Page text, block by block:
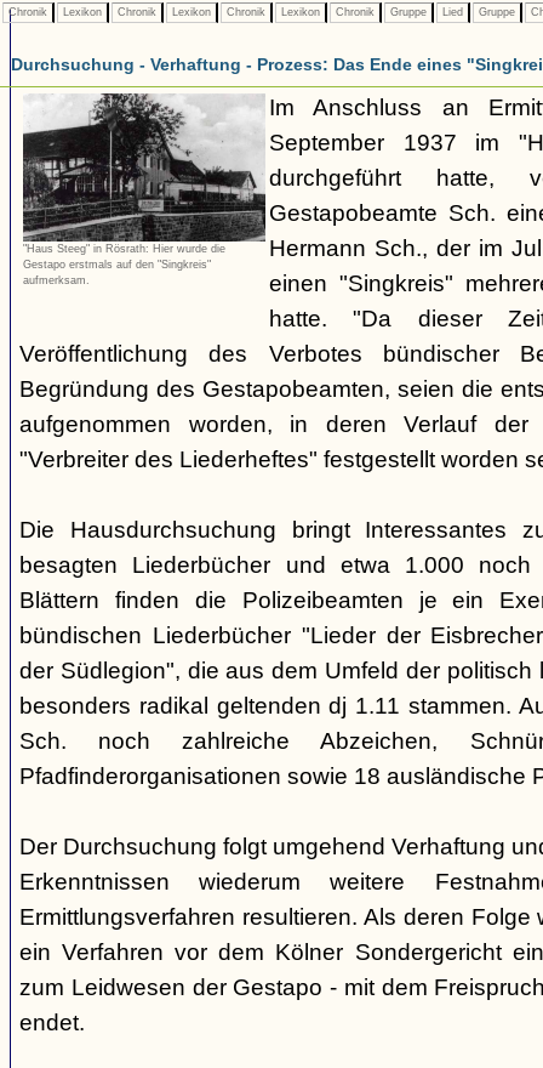
Chronik Lexikon Chronik Lexikon Chronik Lexikon Chronik Gruppe Lied Gruppe
Durchsuchung - Verhaftung - Prozess: Das Ende eines
"Haus Steeg" in Rösrath: Hier wurde die
Gestapo erstmals auf den "Singkreis"
aufmerksam.
Im Anschluss an
September 1937 im
durchgeführt hatte,
Gestapobeamte Sch.
Hermann Sch., der im
einen "Singkreis"
hatte. "Da dieser
Veröffentlichung des Verbotes bündischer
Begründung des Gestapobeamten, seien die
aufgenommen worden, in deren Verlauf der
"Verbreiter des Liederheftes" festgestellt worden
Die Hausdurchsuchung bringt Interessantes
besagten Liederbücher und etwa 1.000 noch
Blättern finden die Polizeibeamten je ein
bündischen Liederbücher "Lieder der
der Südlegion", die aus dem Umfeld der
besonders radikal geltenden dj 1.11 stammen.
Sch. noch zahlreiche Abzeichen,
Pfadfinderorganisationen sowie 18 ausländische
Der Durchsuchung folgt umgehend Verhaftung
Erkenntnissen wiederum weitere
Ermittlungsverfahren resultieren. Als deren
ein Verfahren vor dem Kölner Sondergericht
zum Leidwesen der Gestapo - mit dem
endet.